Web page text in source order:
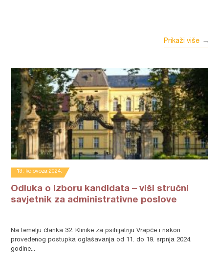
Prikaži više
13. kolovoza 2024.
Odluka o izboru kandidata – viši stručni
savjetnik za administrativne poslove
Na temelju članka 32. Klinike za psihijatriju Vrapče i nakon
provedenog postupka oglašavanja od 11. do 19. srpnja 2024.
godine...